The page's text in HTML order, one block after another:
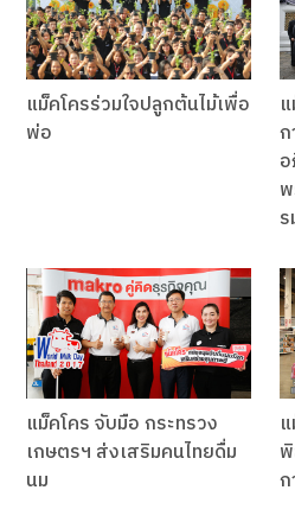
แม็คโครร่วมใจปลูกต้นไม้เพื่อ
พ่อ
แม็คโคร จับมือ กระทรวง
เกษตรฯ ส่งเสริมคนไทยดื่ม
นม